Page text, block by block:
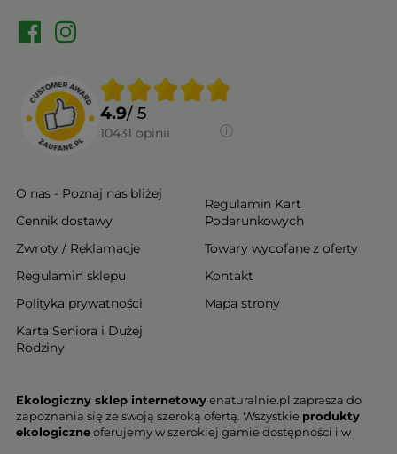
4.9/ 5
10431 opinii
O nas - Poznaj nas bliżej
Cennik dostawy
Zwroty / Reklamacje
Regulamin sklepu
Polityka prywatności
Karta Seniora i Dużej
Rodziny
Regulamin Kart
Podarunkowych
Towary wycofane z oferty
Kontakt
Mapa strony
Ekologiczny sklep internetowyenaturalnie.pl zaprasza do
zapoznania się ze swoją szeroką ofertą. Wszystkie produkty
ekologiczneoferujemy w szerokiej gamie dostępności i w